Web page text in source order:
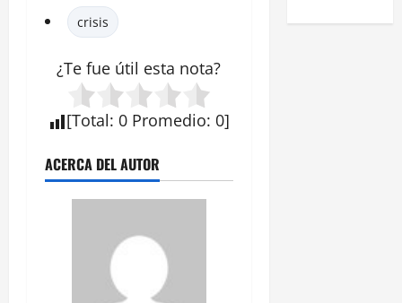
crisis
¿Te fue útil esta nota?
[Total: 0 Promedio: 0]
ACERCA DEL AUTOR